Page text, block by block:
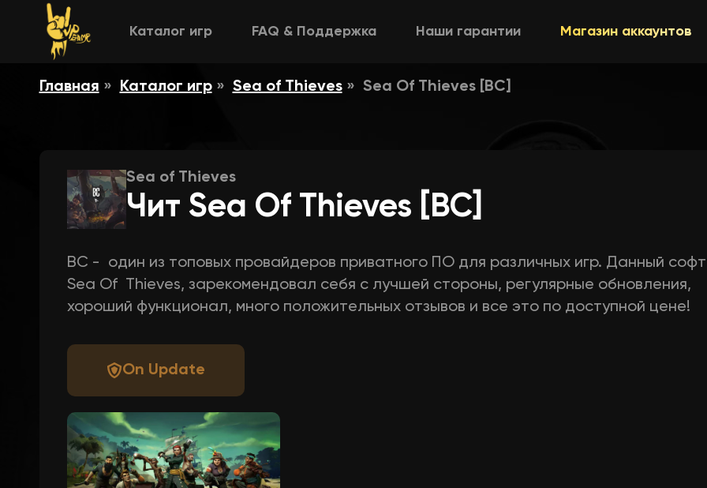
Каталог игр FAQ & Поддержка Наши гарантии Магазин аккаунтов
Главная Каталог игр Sea of Thieves Sea Of Thieves [BC]
Sea of Thieves
Чит Sea Of Thieves [BC]
BC - один из топовых провайдеров приватного ПО для различных игр. Данный
Sea Of Thieves, зарекомендовал себя с лучшей стороны, регулярные обновления,
хороший функционал, много положительных отзывов и все это по доступной цене!
On Update